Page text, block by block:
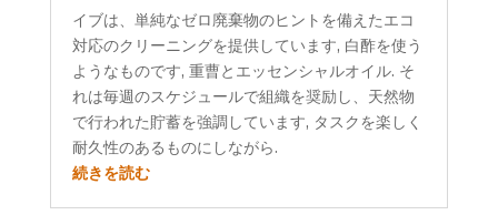
イブは、単純なゼロ廃棄物のヒントを備えたエコ
対応のクリーニングを提供しています, 白酢を使う
ようなものです, 重曹とエッセンシャルオイル. そ
れは毎週のスケジュールで組織を奨励し、天然物
で行われた貯蓄を強調しています, タスクを楽しく
耐久性のあるものにしながら.
続きを読む